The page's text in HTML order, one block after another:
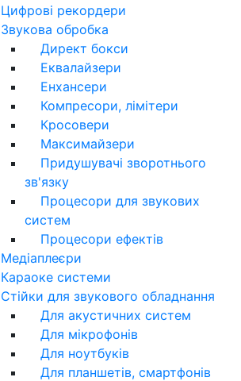
Цифрові рекордери
Звукова обробка
Директ бокси
Еквалайзери
Енхансери
Компресори, лімітери
Кросовери
Максимайзери
Придушувачі зворотнього
зв'язку
Процесори для звукових
систем
Процесори ефектів
Медіаплеєри
Караоке системи
Стійки для звукового обладнання
Для акустичних систем
Для мікрофонів
Для ноутбуків
Для планшетів, смартфонів